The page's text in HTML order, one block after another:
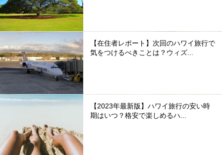
【在住者レポート】次回のハワイ旅行で
気をつけるべきことは？ウィズ...
【2023年最新版】ハワイ旅行の安い時
期はいつ？格安で楽しめるハ...